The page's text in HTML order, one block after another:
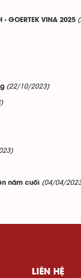
GOERTEK VINA 2025
(22/10/2023)
năm cuối (04/04/
LIÊN HỆ